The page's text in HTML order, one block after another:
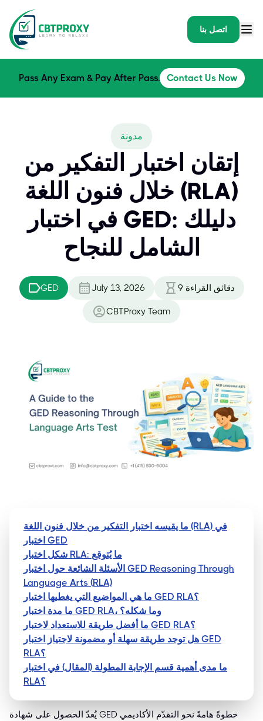
اتصل بنا
Pass Any Exam & Pay After Pass. Contact Us Now
مدونة
إتقان اختبار التفكير من
خلال فنون اللغة (RLA)
في اختبار GED: دليلك
الشامل للنجاح
GED July 13, 2026 9 دقائق القراءة
CBTProxy Team
ما يقيسه اختبار التفكير من خلال فنون اللغة (RLA) في
اختبار GED
شكل اختبار RLA: ما يُتوقع
الأسئلة الشائعة حول اختبار GED Reasoning Through
Language Arts (RLA)
ما هي المواضيع التي يغطيها اختبار GED RLA؟
ما مدة اختبار GED RLA، وما شكله؟
ما أفضل طريقة للاستعداد لاختبار GED RLA؟
هل توجد طريقة سهلة أو مضمونة لاجتياز اختبار GED
RLA؟
ما مدى أهمية قسم الإجابة المطولة (المقال) في اختبار
RLA؟
يُعدّ الحصول على شهادة GED خطوةً هامةً نحو التقدّم الأكاديمي